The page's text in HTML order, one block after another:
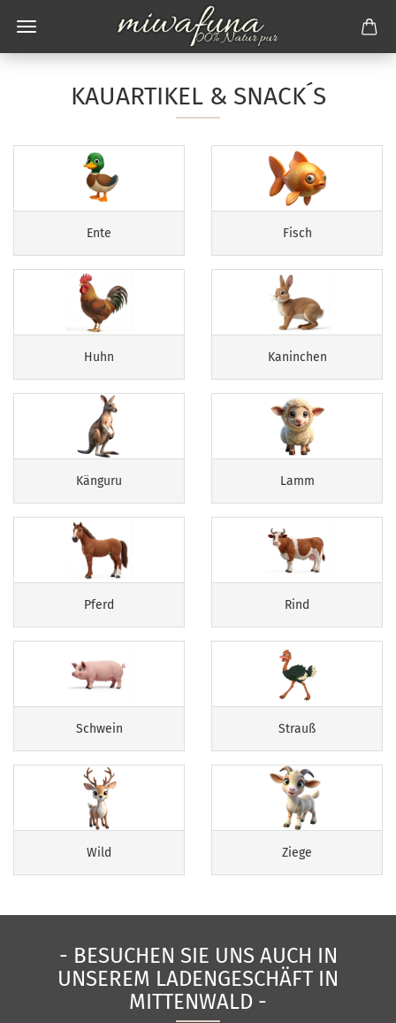
KAUARTIKEL & SNACK´S
Ente Fisch
Huhn Kaninchen
Känguru Lamm
Pferd Rind
Schwein Strauß
Wild Ziege
- BESUCHEN SIE UNS AUCH IN
UNSEREM LADENGESCHÄFT IN
MITTENWALD -